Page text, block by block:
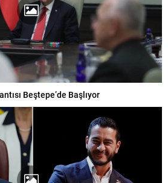
Beştepe’de Başlıyor